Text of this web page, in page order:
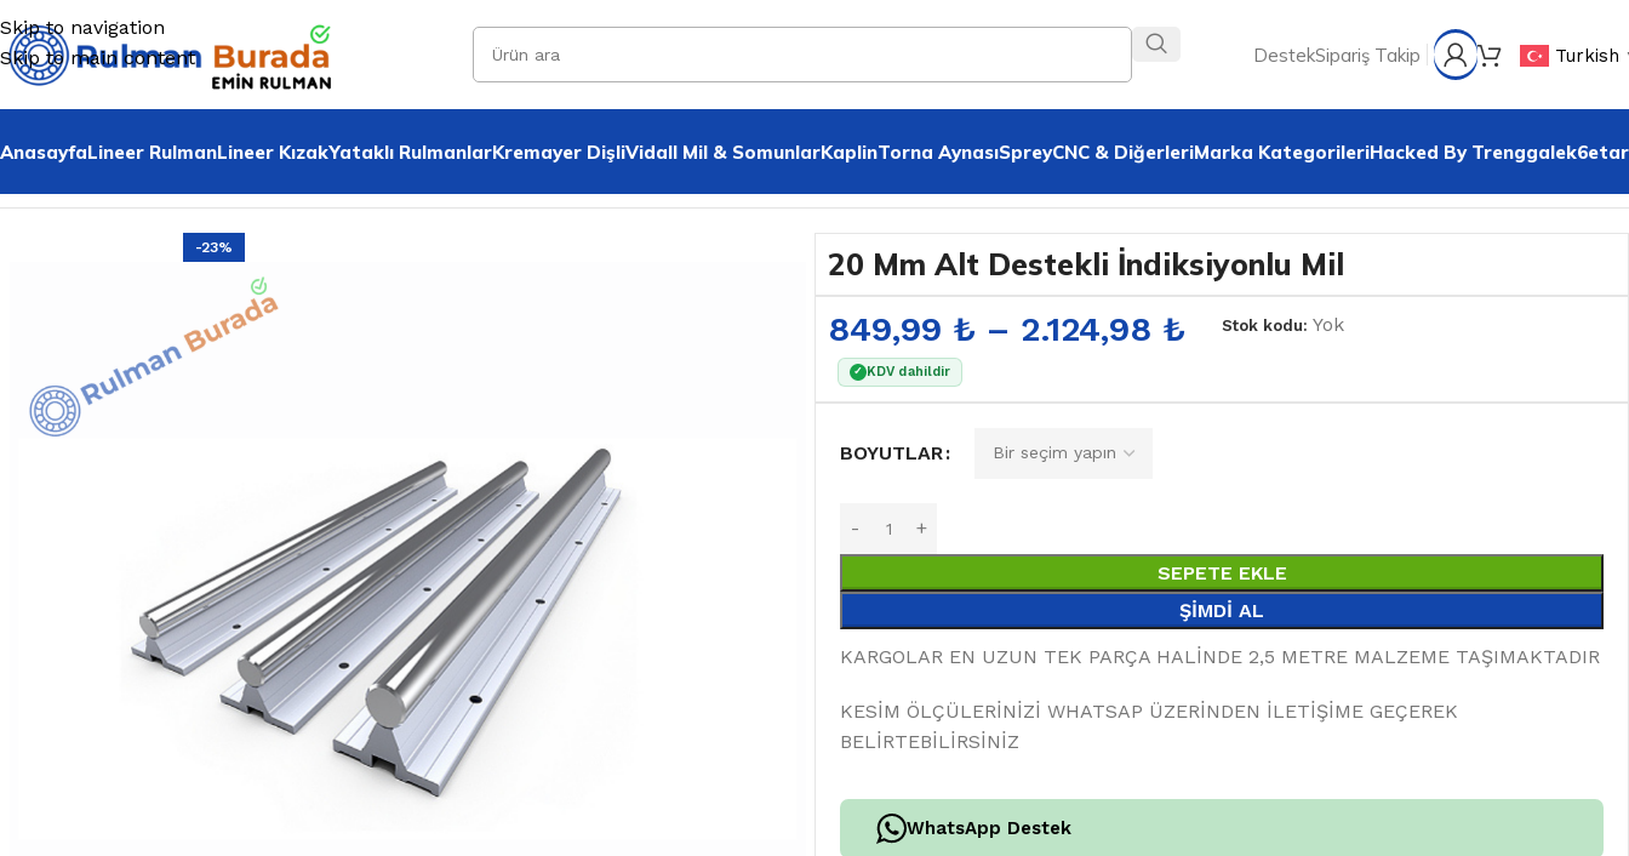
Skip to navigation
Skip to main content
DestekSipariş Takip Turkish
AnasayfaLineer RulmanLineer KızakYataklı RulmanlarKremayer DişliVidalI Mil & SomunlarKaplinTorna AynasıSpreyCNC & DiğerleriMarka KategorileriHacked By Trenggalek6etar
-23% 20 Mm Alt Destekli İndiksiyonlu Mil
849,99 ₺ – 2.124,98 ₺
✓ KDV dahildir
Stok kodu: Yok
BOYUTLAR
SEPETE EKLE
ŞIMDI AL
KARGOLAR EN UZUN TEK PARÇA HALİNDE 2,5 METRE MALZEME TAŞIMAKTADIR
KESİM ÖLÇÜLERİNİZİ WHATSAP ÜZERİNDEN İLETİŞİME GEÇEREK
BELİRTEBİLİRSİNİZ
WhatsApp Destek